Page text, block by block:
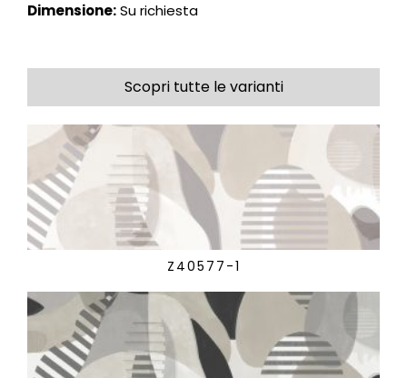
Dimensione:Su richiesta
Scopri tutte le varianti
Z40577-1